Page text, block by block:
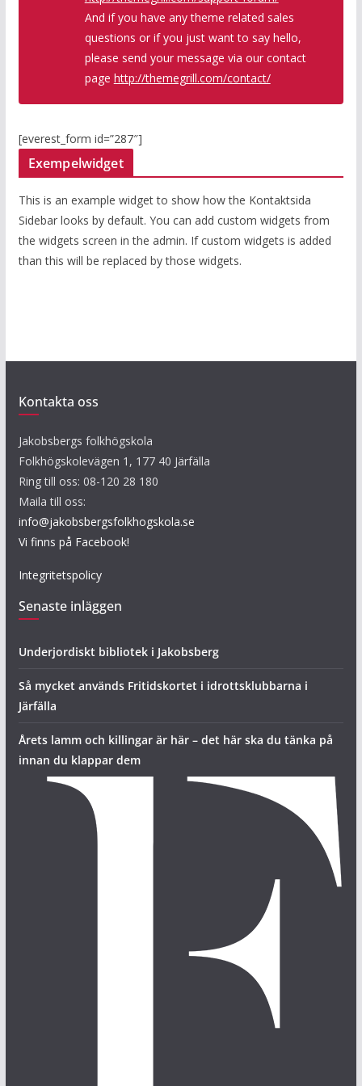
And if you have any theme related sales
questions or if you just want to say hello,
please send your message via our contact
page http://themegrill.com/contact/
[everest_form id=”287″]
Exempelwidget
This is an example widget to show how the Kontaktsida
Sidebar looks by default. You can add custom widgets from
the widgets screen in the admin. If custom widgets is added
than this will be replaced by those widgets.
Kontakta oss
Jakobsbergs folkhögskola
Folkhögskolevägen 1, 177 40 Järfälla
Ring till oss: 08-120 28 180
Maila till oss:
info@jakobsbergsfolkhogskola.se
Vi finns på Facebook!
Integritetspolicy
Senaste inläggen
Underjordiskt bibliotek i Jakobsberg
Så mycket används Fritidskortet i idrottsklubbarna i
Järfälla
Årets lamm och killingar är här – det här ska du tänka på
innan du klappar dem